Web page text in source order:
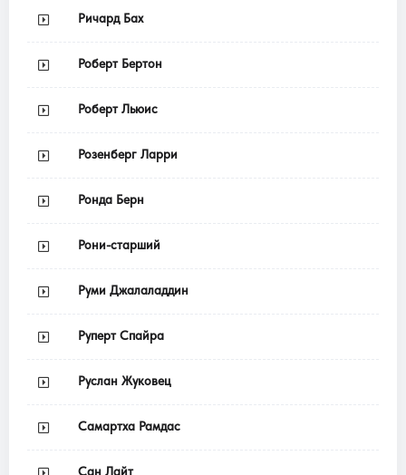
Ричард Бах
Роберт Бертон
Роберт Льюис
Розенберг Ларри
Ронда Берн
Рони-старший
Руми Джалаладдин
Руперт Спайра
Руслан Жуковец
Самартха Рамдас
Сан Лайт